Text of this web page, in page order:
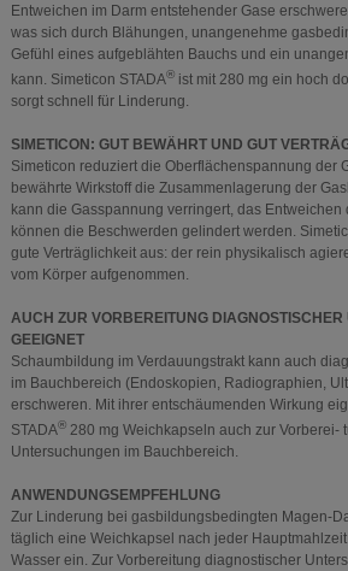
Entweichen im Darm entstehender Gase
was sich durch Blähungen, unangenehme
Gefühl eines aufgeblähten Bauchs und ein
kann. Simeticon STADA®ist mit 280 mg ein hoch
sorgt schnell für Linderung.
SIMETICON: GUT BEWÄHRT UND GUT
Simeticon reduziert die Oberflächenspannung der
bewährte Wirkstoff die Zusammenlagerung der
kann die Gasspannung verringert, das Entweichen
können die Beschwerden gelindert werden.
gute Verträglichkeit aus: der rein physikalisch
vom Körper aufgenommen.
AUCH ZUR VORBEREITUNG DIAGNOSTISCHER
GEEIGNET
Schaumbildung im Verdauungstrakt kann auch
im Bauchbereich (Endoskopien, Radiographien,
erschweren. Mit ihrer entschäumenden Wirkung
STADA®280 mg Weichkapseln auch zur Vorberei-
Untersuchungen im Bauchbereich.
ANWENDUNGSEMPFEHLUNG
Zur Linderung bei gasbildungsbedingten Magen-
täglich eine Weichkapsel nach jeder
Wasser ein. Zur Vorbereitung diagnostischer